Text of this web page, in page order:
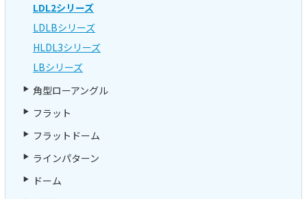
LDL2シリーズ
LDLBシリーズ
HLDL3シリーズ
LBシリーズ
角型ローアングル
フラット
フラットドーム
ラインパターン
ドーム